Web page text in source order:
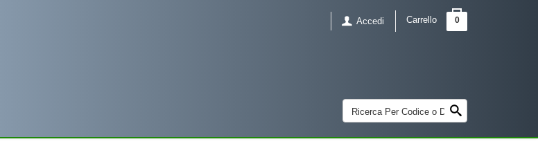
Accedi Carrello 0
clicca e contattaci su WHATSAPP